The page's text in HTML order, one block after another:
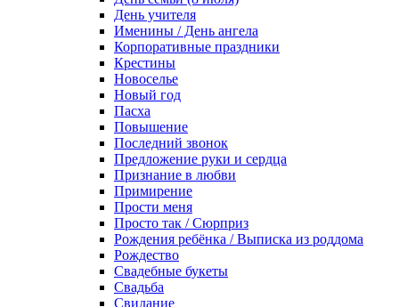
День учителя
Именины / День ангела
Корпоративные праздники
Крестины
Новоселье
Новый год
Пасха
Повышение
Последний звонок
Предложение руки и сердца
Признание в любви
Примирение
Прости меня
Просто так / Сюрприз
Рождения ребёнка / Выписка из роддома
Рождество
Свадебные букеты
Свадьба
Свидание